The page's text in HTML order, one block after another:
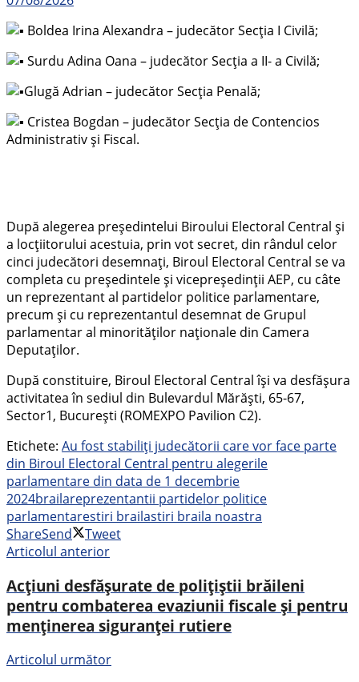
Boldea Irina Alexandra – judecător Secția I Civilă;
Surdu Adina Oana – judecător Secția a II- a Civilă;
Glugă Adrian – judecător Secția Penală;
Cristea Bogdan – judecător Secția de Contencios
Administrativ și Fiscal.
După alegerea președintelui Biroului Electoral Central și
a locțiitorului acestuia, prin vot secret, din rândul celor
cinci judecători desemnați, Biroul Electoral Central se va
completa cu președintele și vicepreședinții AEP, cu câte
un reprezentant al partidelor politice parlamentare,
precum și cu reprezentantul desemnat de Grupul
parlamentar al minorităților naționale din Camera
Deputaților.
După constituire, Biroul Electoral Central își va desfășura
activitatea în sediul din Bulevardul Mărăști, 65-67,
Sector1, București (ROMEXPO Pavilion C2).
Etichete: Au fost stabiliți judecătorii care vor face parte
din Biroul Electoral Central pentru alegerile
parlamentare din data de 1 decembrie
2024brailareprezentantii partidelor politice
parlamentarestiri brailastiri braila noastra
ShareSend
Tweet
Articolul anterior
Acțiuni desfășurate de polițiștii brăileni
pentru combaterea evaziunii fiscale și pentru
menținerea siguranței rutiere
Articolul următor